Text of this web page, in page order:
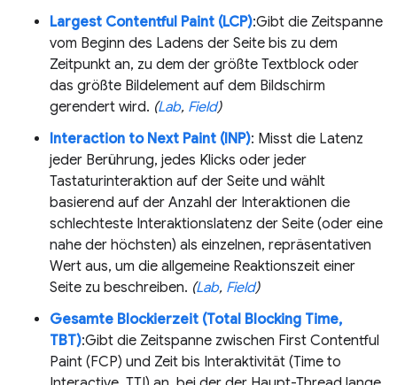
Largest Contentful Paint (LCP):Gibt die Zeitspanne
vom Beginn des Ladens der Seite bis zu dem
Zeitpunkt an, zu dem der größte Textblock oder
das größte Bildelement auf dem Bildschirm
gerendert wird. (Lab, Field)
Interaction to Next Paint (INP): Misst die Latenz
jeder Berührung, jedes Klicks oder jeder
Tastaturinteraktion auf der Seite und wählt
basierend auf der Anzahl der Interaktionen die
schlechteste Interaktionslatenz der Seite (oder eine
nahe der höchsten) als einzelnen, repräsentativen
Wert aus, um die allgemeine Reaktionszeit einer
Seite zu beschreiben. (Lab, Field)
Gesamte Blockierzeit (Total Blocking Time,
TBT):Gibt die Zeitspanne zwischen First Contentful
Paint (FCP) und Zeit bis Interaktivität (Time to